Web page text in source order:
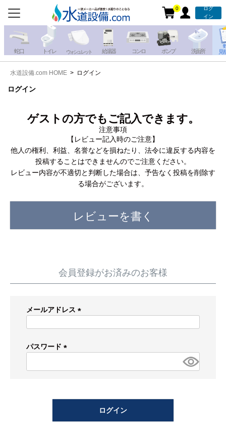
0
ログ
イン
蛇 口 トイレ ウォシュレット 給湯器 コンロ ポンプ 洗面所
見
お電話での注文・お見積も
承っております!!
写真を送る
蛇 口 トイレ
ウォシュレッ
給湯器 コンロ
洗面台
トイレ（便器）の交換はこちら
水道設備.com HOME ログイン
ログイン
ゲストの方でもご記入できます。
注意事項
【レビュー記入時のご注意】
他人の権利、利益、名誉などを損ねたり、法令に違反する内容を
投稿することはできませんのでご注意ください。
レビュー内容が不適切と判断した場合は、予告なく投稿を削除す
る場合がございます。
レビューを書く
会員登録がお済みのお客様
メールアドレス
パスワード
須)
ログイン